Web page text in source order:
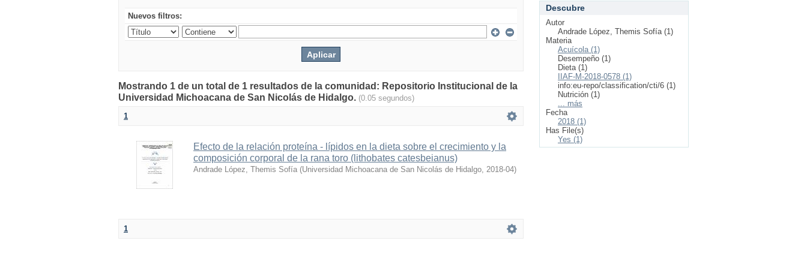
Nuevos filtros:
Mostrando 1 de un total de 1 resultados de la comunidad: Repositorio Institucional de la
Universidad Michoacana de San Nicolás de Hidalgo. (0.05 segundos)
1
Efecto de la relación proteína - lípidos en la dieta sobre el crecimiento y la
composición corporal de la rana toro (lithobates catesbeianus)
Andrade López, Themis Sofía (Universidad Michoacana de San Nicolás de Hidalgo, 2018-04)
1
Descubre
Autor
Andrade López, Themis Sofía (1)
Materia
Acuícola (1)
Desempeño (1)
Dieta (1)
IIAF-M-2018-0578 (1)
info:eu-repo/classification/cti/6 (1)
Nutrición (1)
... más
Fecha
2018 (1)
Has File(s)
Yes (1)